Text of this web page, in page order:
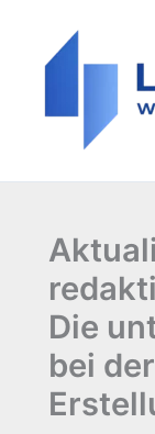
springen
Die
bei